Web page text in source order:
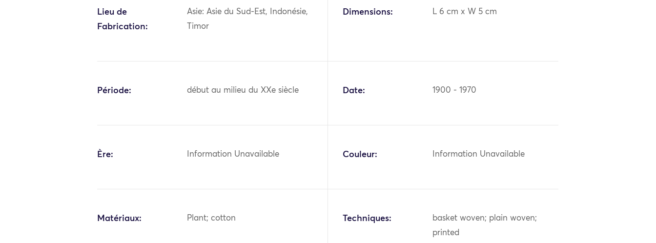
Lieu de
Fabrication:
Asie: Asie du Sud-Est, Indonésie,
Timor
Dimensions: L 6 cm x W 5 cm
Période: début au milieu du XXe siècle Date: 1900 - 1970
Ère: Information Unavailable Couleur: Information Unavailable
Matériaux: Plant; cotton Techniques:
basket woven; plain woven;
printed